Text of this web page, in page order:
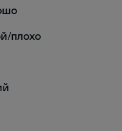
плохо